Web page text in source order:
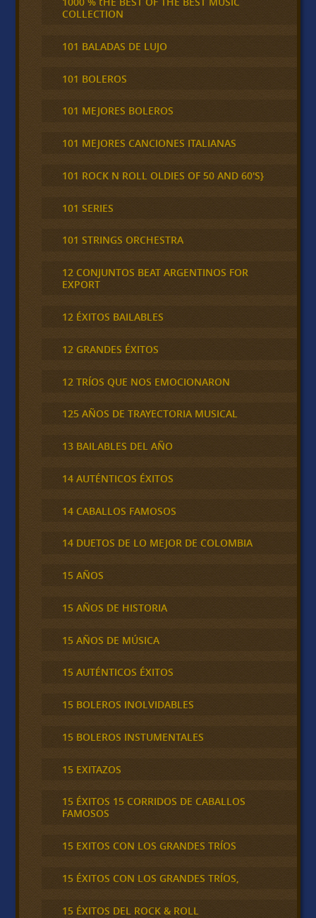
COLLECTION
101 BALADAS DE LUJO
101 BOLEROS
101 MEJORES BOLEROS
101 MEJORES CANCIONES ITALIANAS
101 ROCK N ROLL OLDIES OF 50 AND 60'S}
101 SERIES
101 STRINGS ORCHESTRA
12 CONJUNTOS BEAT ARGENTINOS FOR
EXPORT
12 ÉXITOS BAILABLES
12 GRANDES ÉXITOS
12 TRÍOS QUE NOS EMOCIONARON
125 AÑOS DE TRAYECTORIA MUSICAL
13 BAILABLES DEL AÑO
14 AUTÉNTICOS ÉXITOS
14 CABALLOS FAMOSOS
14 DUETOS DE LO MEJOR DE COLOMBIA
15 AÑOS
15 AÑOS DE HISTORIA
15 AÑOS DE MÚSICA
15 AUTÉNTICOS ÉXITOS
15 BOLEROS INOLVIDABLES
15 BOLEROS INSTUMENTALES
15 EXITAZOS
15 ÉXITOS 15 CORRIDOS DE CABALLOS
FAMOSOS
15 EXITOS CON LOS GRANDES TRÍOS
15 ÉXITOS CON LOS GRANDES TRÍOS,
15 ÉXITOS DEL ROCK & ROLL